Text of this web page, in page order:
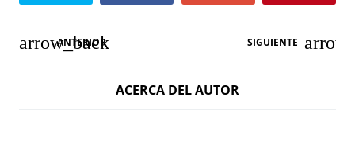
N
ANTERIOR SIGUIENTE
ACERCA DEL AUTOR